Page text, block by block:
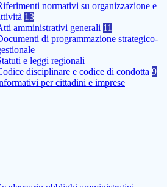
normativi su organizzazione e
13
amministrativi generali 11
di programmazione strategico-
e leggi regionali
disciplinare e codice di condotta 9
per cittadini e imprese